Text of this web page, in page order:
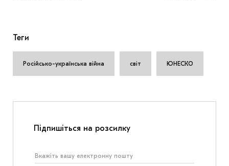
Теги
Російсько-українська війна світ ЮНЕСКО
Підпишіться на розсилку